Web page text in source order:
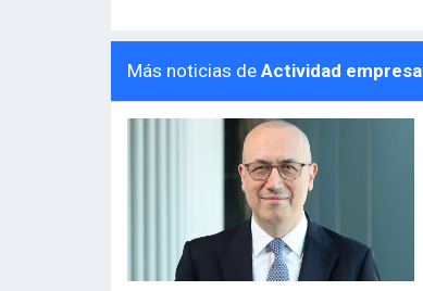
Más noticias de Actividad